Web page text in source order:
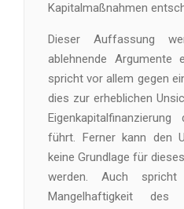
Kapitalmaßnahmen
Dieser Auffassung
ablehnende Argumente
spricht vor allem gegen
dies zur erheblichen
führt. Ferner kann den
keine Grundlage für
werden. Auch
Mangelhaftigkeit des